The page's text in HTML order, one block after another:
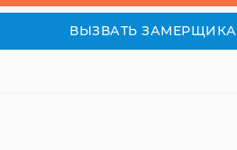
ВЫЗВАТЬ ЗАМЕРЩИКА